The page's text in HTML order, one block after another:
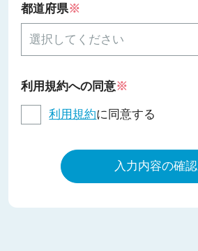
都道府県※
利用規約への同意※
利用規約に同意する
入力内容の確認